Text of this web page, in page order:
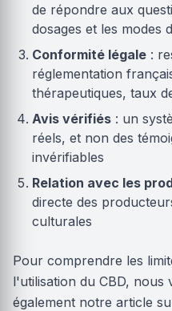
de répondre aux
dosages et les modes
Conformité légale :
réglementation
thérapeutiques, taux
Avis vérifiés : un
réels, et non des
invérifiables
Relation avec les
directe des
culturales
Pour comprendre les
l'utilisation du CBD, nous
également notre article